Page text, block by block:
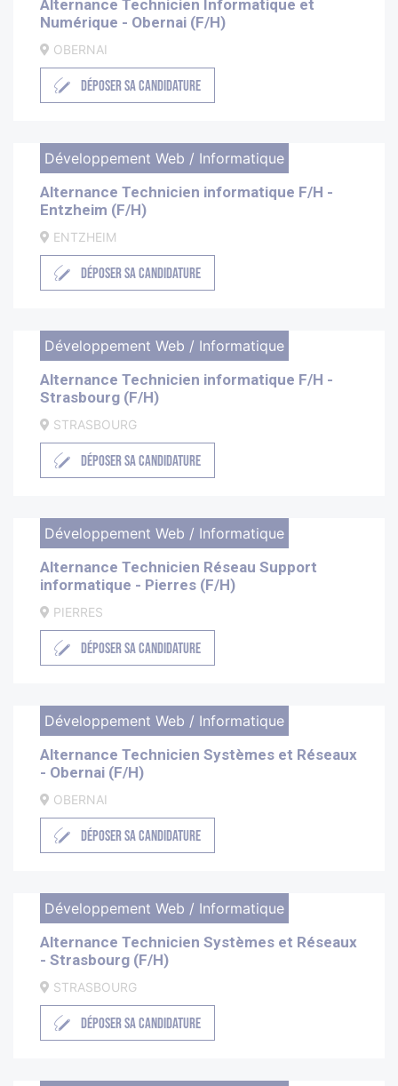
Alternance Technicien Informatique et
Numérique - Obernai (F/H)
OBERNAI
DÉPOSER SA CANDIDATURE
Développement Web / Informatique
Alternance Technicien informatique F/H -
Entzheim (F/H)
ENTZHEIM
DÉPOSER SA CANDIDATURE
Développement Web / Informatique
Alternance Technicien informatique F/H -
Strasbourg (F/H)
STRASBOURG
DÉPOSER SA CANDIDATURE
Développement Web / Informatique
Alternance Technicien Réseau Support
informatique - Pierres (F/H)
PIERRES
DÉPOSER SA CANDIDATURE
Développement Web / Informatique
Alternance Technicien Systèmes et Réseaux
- Obernai (F/H)
OBERNAI
DÉPOSER SA CANDIDATURE
Développement Web / Informatique
Alternance Technicien Systèmes et Réseaux
- Strasbourg (F/H)
STRASBOURG
DÉPOSER SA CANDIDATURE